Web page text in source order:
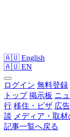
🇦🇺 English
🇦🇺 EN
ログイン 無料登録
トップ 掲示板 ニ
行 移住・ビザ 広
談 メディア・取
記事一覧へ戻る